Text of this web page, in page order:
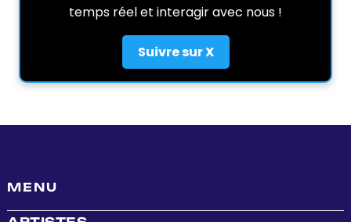
temps réel et interagir avec nous !
Suivre sur X
MENU